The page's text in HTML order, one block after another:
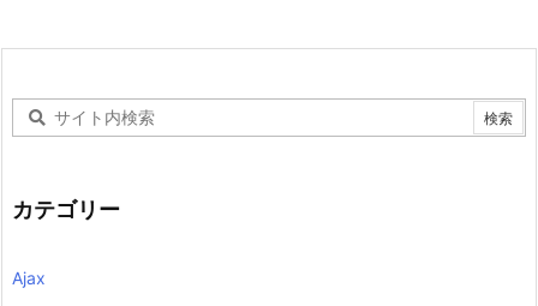
カテゴリー
Ajax